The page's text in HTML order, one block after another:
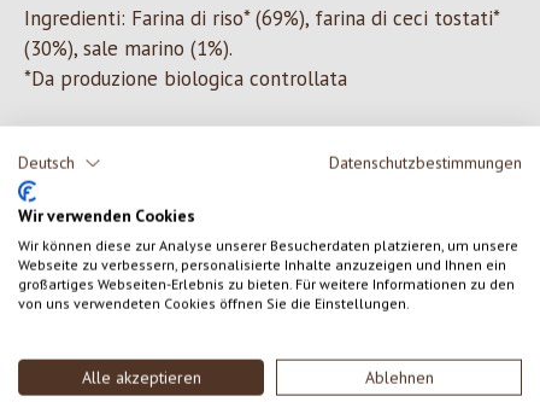
Deutsch Datenschutzbestimmungen
Wir verwenden Cookies
Wir können diese zur Analyse unserer Besucherdaten platzieren, um unsere
Webseite zu verbessern, personalisierte Inhalte anzuzeigen und Ihnen ein
großartiges Webseiten-Erlebnis zu bieten. Für weitere Informationen zu den
von uns verwendeten Cookies öffnen Sie die Einstellungen.
Alle akzeptieren Ablehnen
Ingredienti: Farina di riso* (69%), farina di ceci tostati*
(30%), sale marino (1%).
*Da produzione biologica controllata
0 di 0 valutazioni
Valutazione media di 0 su 5 stelle
Formula una valutazione!
Condividi le tue esperienze con il prodotto con altri clienti.
SCRIVERE UNA RECENSIONE